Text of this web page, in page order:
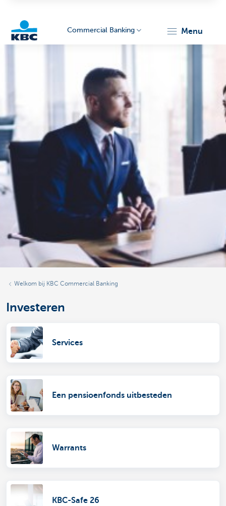
Corporate
Commercial Banking menu
Welkom bij KBC Commercial Banking
Investeren
Services
Een pensioenfonds uitbesteden
Warrants
KBC-Safe 26